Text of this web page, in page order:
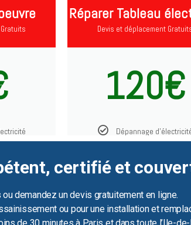
Réparer Tableau
Devis et déplacement
120€
Dépannage
certifié et
demandez un devis gratuitement en ligne.
ou pour une installation et